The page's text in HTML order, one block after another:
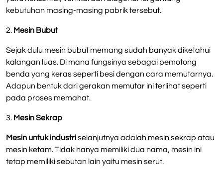
kebutuhan masing-masing pabrik tersebut.
2. Mesin Bubut
Sejak dulu mesin bubut memang sudah banyak diketahui
kalangan luas. Di mana fungsinya sebagai pemotong
benda yang keras seperti besi dengan cara memutarnya.
Adapun bentuk dari gerakan memutar ini terlihat seperti
pada proses memahat.
3. Mesin Sekrap
Mesin untuk industriselanjutnya adalah mesin sekrap atau
mesin ketam. Tidak hanya memiliki dua nama, mesin ini
tetap memiliki sebutan lain yaitu mesin serut.